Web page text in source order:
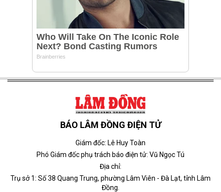
BÁO LÂM ĐỒNG ĐIỆN TỬ
Giám đốc: Lê Huy Toàn
Phó Giám đốc phụ trách báo điện tử: Vũ Ngọc Tú
Địa chỉ:
Trụ sở 1: Số 38 Quang Trung, phường Lâm Viên - Đà Lạt, tỉnh Lâm
Đồng.